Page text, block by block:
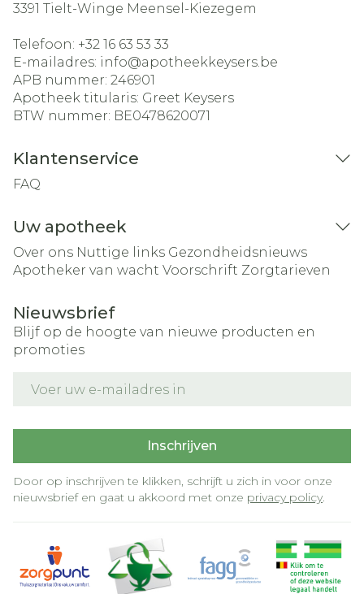
3391 Tielt-Winge Meensel-Kiezegem
Telefoon: +32 16 63 53 33
E-mailadres: info@apotheekkeysers.be
APB nummer: 246901
Apotheek titularis: Greet Keysers
BTW nummer: BE0478620071
Klantenservice
FAQ
Uw apotheek
Over ons Nuttige links Gezondheidsnieuws
Apotheker van wacht Voorschrift Zorgtarieven
Nieuwsbrief
Blijf op de hoogte van nieuwe producten en
promoties
Inschrijven
Door op inschrijven te klikken, schrijft u zich in voor onze
nieuwsbrief en gaat u akkoord met onze privacy policy.